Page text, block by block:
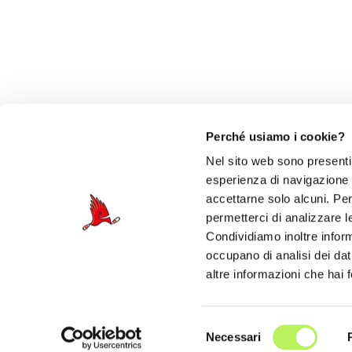
Perché usiamo i cookie?
Nel sito web sono
esperienza di
accettarne solo alcuni.
permetterci di analizzare
Condividiamo inoltre
occupano di analisi dei
altre informazioni che hai
del
Necessari
©